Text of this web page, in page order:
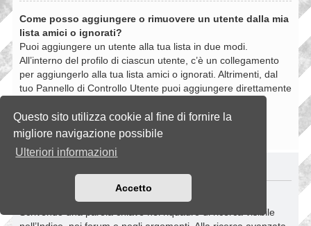
Questo sito utilizza cookie al fine di fornire la
migliore navigazione possibile
Ulteriori informazioni
Accetto
Come posso aggiungere o rimuovere un utente dalla mia
lista amici o ignorati?
Puoi aggiungere un utente alla tua lista in due modi.
All’interno del profilo di ciascun utente, c’è un collegamento
per aggiungerlo alla tua lista amici o ignorati. Altrimenti, dal
tuo Pannello di Controllo Utente puoi aggiungere direttamente
rimuovere un utente dalla lista dalla stessa pagina.
Top
Come si fanno le ricerche nella Board?
Scrivendo una parola chiave nel riquadro di ricerca visibile